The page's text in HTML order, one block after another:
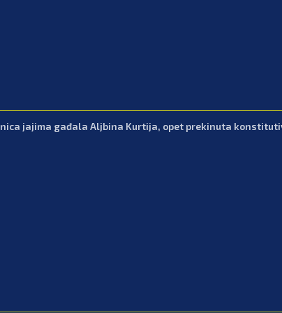
jajima gađala Aljbina Kurtija, opet prekinuta